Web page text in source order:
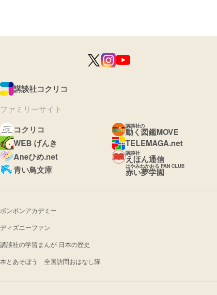
講談社コクリコ
ファミリーサイト
コクリコ
講談社の
動く図鑑MOVE
WEB げんき
TELEMAGA.net
Aneひめ.net
講談社
えほん通信
青い鳥文庫
はやみねかおる FAN CLUB
赤い夢学園
ボンボンアカデミー
ディズニーファン
講談社の学習まんが 日本の歴史
本とあそぼう 全国訪問おはなし隊